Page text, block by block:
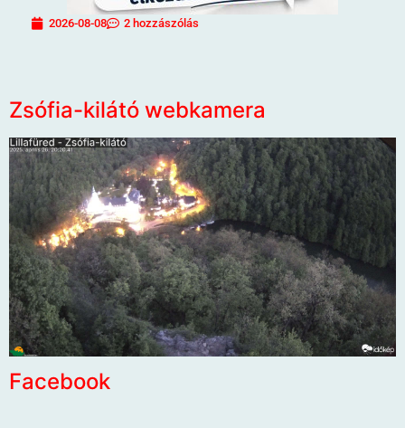
2026-08-08 2 hozzászólás
Zsófia-kilátó webkamera
Facebook